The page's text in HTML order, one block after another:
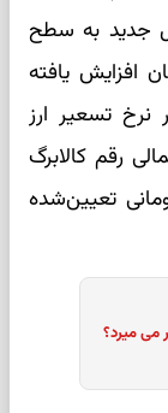
در سال جدید به سطح
حدود ۱۴۸ هزار تومان افزایش یافته
۳۰ درصدی در نرخ تسعیر ارز
رقم کالابرگ
تعیین‌شده
می میرد؟